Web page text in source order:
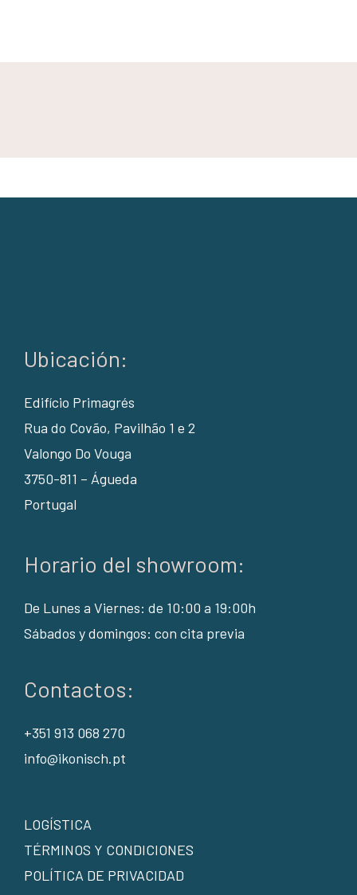
Ubicación:
Edifício Primagrés
Rua do Covão, Pavilhão 1 e 2
Valongo Do Vouga
3750-811 – Águeda
Portugal
Horario del showroom:
De Lunes a Viernes: de 10:00 a 19:00h
Sábados y domingos: con cita previa
Contactos:
+351 913 068 270
info@ikonisch.pt
LOGÍSTICA
TÉRMINOS Y CONDICIONES
POLÍTICA DE PRIVACIDAD